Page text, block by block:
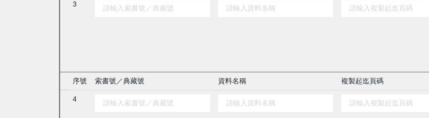
3
序號 索書號／典藏號 資料名稱 複製起迄頁碼
4